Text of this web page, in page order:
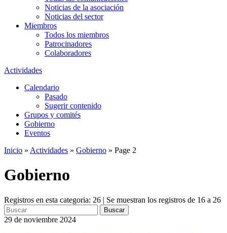
Noticias de la asociación
Noticias del sector
Miembros
Todos los miembros
Patrocinadores
Colaboradores
Actividades
Calendario
Pasado
Sugerir contenido
Grupos y comités
Gobierno
Eventos
Inicio » Actividades » Gobierno » Page 2
Gobierno
Registros en esta categoria: 26 | Se muestran los registros de 16 a 26
Buscar
29 de noviembre 2024